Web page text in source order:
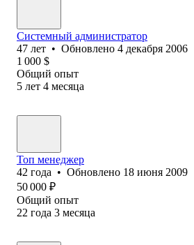
Системный администратор
47 лет • Обновлено 4 декабря 2006
1 000 $
Общий опыт
5 лет 4 месяца
Топ менеджер
42 года • Обновлено 18 июня 2009
50 000 ₽
Общий опыт
22 года 3 месяца